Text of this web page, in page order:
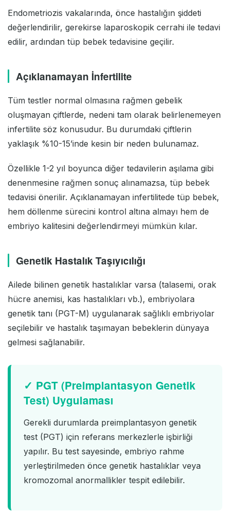
Endometriozis vakalarında, önce hastalığın şiddeti
değerlendirilir, gerekirse laparoskopik cerrahi ile tedavi
edilir, ardından tüp bebek tedavisine geçilir.
Açıklanamayan İnfertilite
Tüm testler normal olmasına rağmen gebelik
oluşmayan çiftlerde, nedeni tam olarak belirlenemeyen
infertilite söz konusudur. Bu durumdaki çiftlerin
yaklaşık %10-15’inde kesin bir neden bulunamaz.
Özellikle 1-2 yıl boyunca diğer tedavilerin aşılama gibi
denenmesine rağmen sonuç alınamazsa, tüp bebek
tedavisi önerilir. Açıklanamayan infertilitede tüp bebek,
hem döllenme sürecini kontrol altına almayı hem de
embriyo kalitesini değerlendirmeyi mümkün kılar.
Genetik Hastalık Taşıyıcılığı
Ailede bilinen genetik hastalıklar varsa (talasemi, orak
hücre anemisi, kas hastalıkları vb.), embriyolara
genetik tanı (PGT-M) uygulanarak sağlıklı embriyolar
seçilebilir ve hastalık taşımayan bebeklerin dünyaya
gelmesi sağlanabilir.
✓ PGT (Preimplantasyon Genetik
Test) Uygulaması
Gerekli durumlarda preimplantasyon genetik
test (PGT) için referans merkezlerle işbirliği
yapılır. Bu test sayesinde, embriyo rahme
yerleştirilmeden önce genetik hastalıklar veya
kromozomal anormallikler tespit edilebilir.